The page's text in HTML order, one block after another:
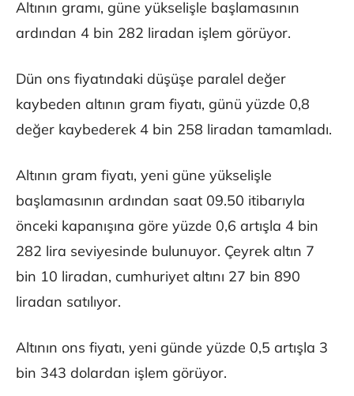
Altının gramı, güne yükselişle başlamasının
ardından 4 bin 282 liradan işlem görüyor.
Dün ons fiyatındaki düşüşe paralel değer
kaybeden altının gram fiyatı, günü yüzde 0,8
değer kaybederek 4 bin 258 liradan tamamladı.
Altının gram fiyatı, yeni güne yükselişle
başlamasının ardından saat 09.50 itibarıyla
önceki kapanışına göre yüzde 0,6 artışla 4 bin
282 lira seviyesinde bulunuyor. Çeyrek altın 7
bin 10 liradan, cumhuriyet altını 27 bin 890
liradan satılıyor.
Altının ons fiyatı, yeni günde yüzde 0,5 artışla 3
bin 343 dolardan işlem görüyor.